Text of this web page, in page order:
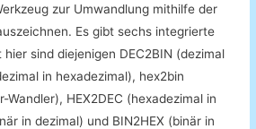
zur Umwandlung mithilfe der
. Es gibt sechs integrierte
hier sind diejenigen DEC2BIN (dezimal
in hexadezimal), hex2bin
Wandler), HEX2DEC (hexadezimal in
in dezimal) und BIN2HEX (binär in